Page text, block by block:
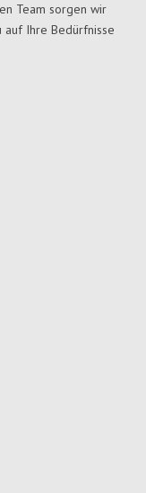
Team sorgen wir
auf Ihre Bedürfnisse